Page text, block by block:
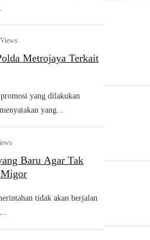
Metrojaya Terkait
yang dilakukan
yang...
Baru Agar Tak
tidak akan berjalan